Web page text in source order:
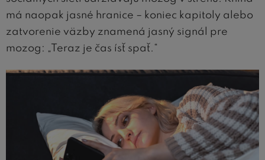
má naopak jasné hranice – koniec kapitoly alebo
zatvorenie väzby znamená jasný signál pre
mozog: „Teraz je čas ísť spať.“